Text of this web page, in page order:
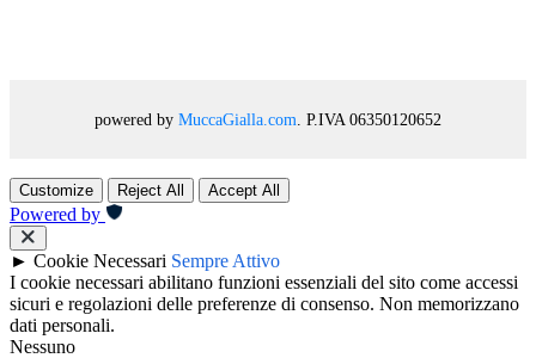
powered by MuccaGialla.com . P.IVA 06350120652
Customize Reject All Accept All
Powered by
► Cookie Necessari Sempre Attivo
I cookie necessari abilitano funzioni essenziali del sito come accessi
sicuri e regolazioni delle preferenze di consenso. Non memorizzano
dati personali.
Nessuno